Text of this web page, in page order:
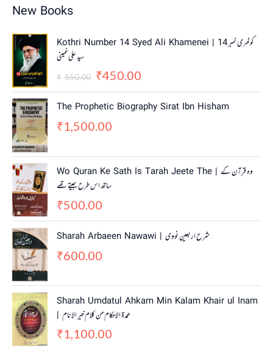
New Books
Kothri Number 14 Syed Ali Khamenei | کوٹھری نمبر 14
سید علی خمینی
₹ 550.00
r
g
n
a
c
e
w
:
₹
.
0
0
₹450.00
u
r
t
e
4
0
The Prophetic Biography Sirat Ibn Hisham
₹1,500.00
Wo Quran Ke Sath Is Tarah Jeete The | وہ قرآن کے
ساتھ اس طرح جیتے تھے
₹500.00
Sharah Arbaeen Nawawi | شرح اربعین نووی
₹600.00
Sharah Umdatul Ahkam Min Kalam Khair ul Inam
| عمدۃ الاحکام من کلام خیر الانام
₹1,100.00